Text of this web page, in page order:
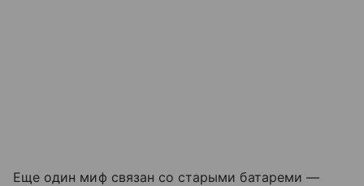
Еще один миф связан со старыми батареми —